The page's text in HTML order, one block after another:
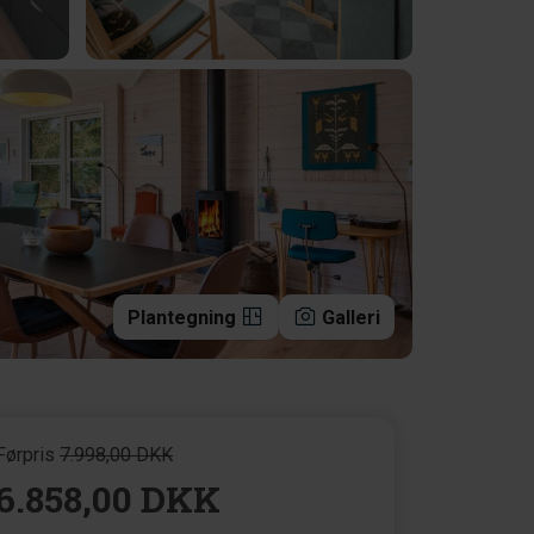
Plantegning Galleri
7.998,00 DKK
DKK